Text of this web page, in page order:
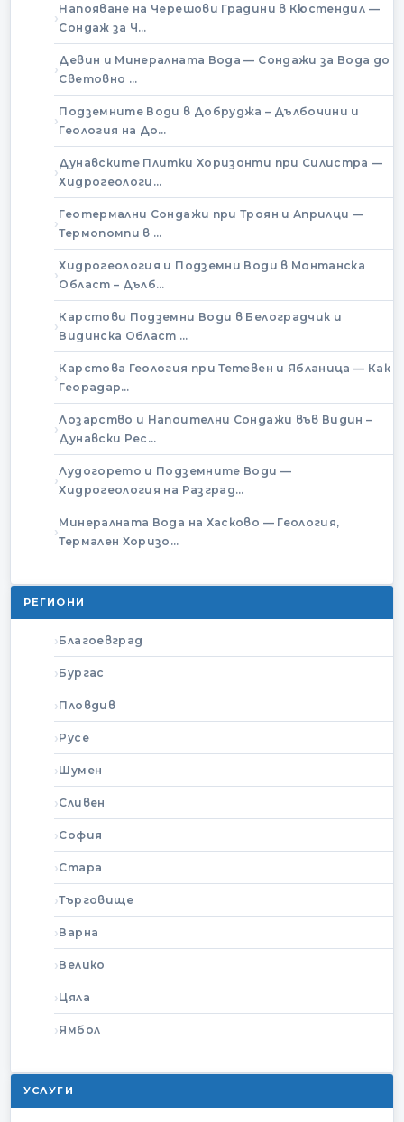
Напояване на Черешови Градини в Кюстендил —
Сондаж за Ч…
Девин и Минералната Вода — Сондажи за Вода до
Световно …
Подземните Води в Добруджа – Дълбочини и
Геология на До…
Дунавските Плитки Хоризонти при Силистра —
Хидрогеологи…
Геотермални Сондажи при Троян и Априлци —
Термопомпи в …
Хидрогеология и Подземни Води в Монтанска
Област – Дълб…
Карстови Подземни Води в Белоградчик и
Видинска Област …
Карстова Геология при Тетевен и Ябланица — Как
Георадар…
Лозарство и Напоителни Сондажи във Видин –
Дунавски Рес…
Лудогорето и Подземните Води —
Хидрогеология на Разград…
Минералната Вода на Хасково — Геология,
Термален Хоризо…
РЕГИОНИ
Благоевград
Бургас
Пловдив
Русе
Шумен
Сливен
София
Стара
Търговище
Варна
Велико
Цяла
Ямбол
УСЛУГИ